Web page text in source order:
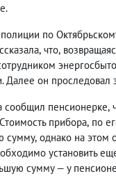
по
, что,
он проследовал
сообщил пенсионерке,
прибора, по
сумму, однако на этом
установить
сумму — у